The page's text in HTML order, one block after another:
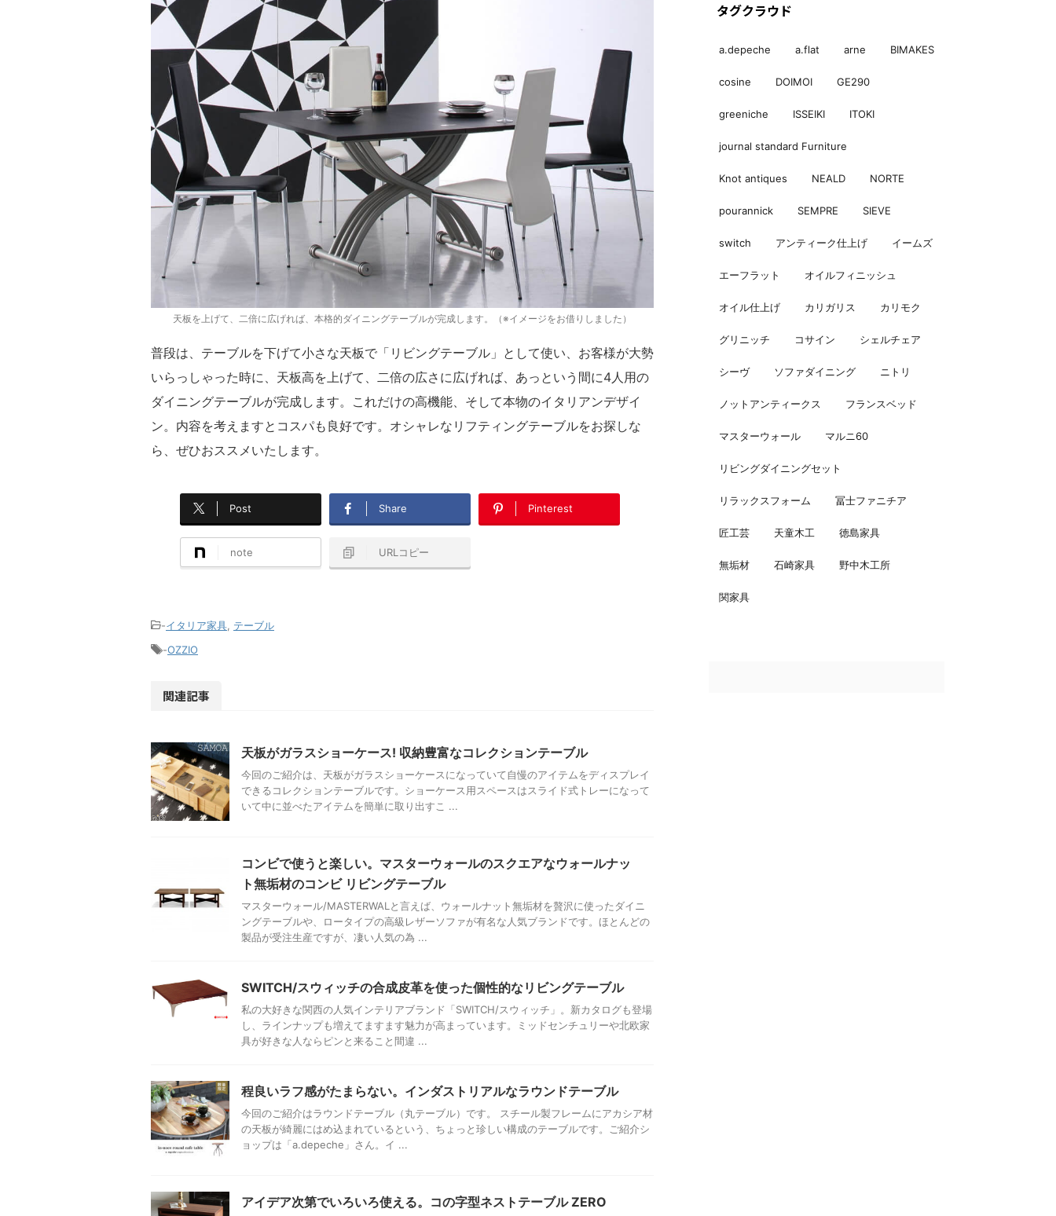
天板を上げて、二倍に広げれば、本格的ダイニングテーブルが完成します。（※イメージをお借りしました）
普段は、テーブルを下げて小さな天板で「リビングテーブル」として使い、お客様が大勢
いらっしゃった時に、天板高を上げて、二倍の広さに広げれば、あっという間に4人用の
ダイニングテーブルが完成します。これだけの高機能、そして本物のイタリアンデザイ
ン。内容を考えますとコスパも良好です。オシャレなリフティングテーブルをお探しな
ら、ぜひおススメいたします。
Post Share Pinterest
note URLコピー
-イタリア家具 テーブル
-OZZIO
関連記事
天板がガラスショーケース! 収納豊富なコレクションテーブル
今回のご紹介は、天板がガラスショーケースになっていて自慢のアイテムをディスプレイ
できるコレクションテーブルです。ショーケース用スペースはスライド式トレーになって
いて中に並べたアイテムを簡単に取り出すこ ...
コンビで使うと楽しい。マスターウォールのスクエアなウォールナッ
ト無垢材のコンビ リビングテーブル
マスターウォール/MASTERWALと言えば、ウォールナット無垢材を贅沢に使ったダイニ
ングテーブルや、ロータイプの高級レザーソファが有名な人気ブランドです。ほとんどの
製品が受注生産ですが、凄い人気の為 ...
SWITCH/スウィッチの合成皮革を使った個性的なリビングテーブル
私の大好きな関西の人気インテリアブランド「SWITCH/スウィッチ」。新カタログも登場
し、ラインナップも増えてますます魅力が高まっています。ミッドセンチュリーや北欧家
具が好きな人ならピンと来ること間違 ...
程良いラフ感がたまらない。インダストリアルなラウンドテーブル
今回のご紹介はラウンドテーブル（丸テーブル）です。 スチール製フレームにアカシア材
の天板が綺麗にはめ込まれているという、ちょっと珍しい構成のテーブルです。ご紹介シ
ョップは「a.depeche」さん。イ ...
アイデア次第でいろいろ使える。コの字型ネストテーブル ZERO
タグクラウド
a.depeche a.flat arne BIMAKES
cosine DOIMOI GE290
greeniche ISSEIKI ITOKI
journal standard Furniture
Knot antiques NEALD NORTE
pourannick SEMPRE SIEVE
switch アンティーク仕上げ イームズ
エーフラット オイルフィニッシュ
オイル仕上げ カリガリス カリモク
グリニッチ コサイン シェルチェア
シーヴ ソファダイニング ニトリ
ノットアンティークス フランスベッド
マスターウォール マルニ60
リビングダイニングセット
リラックスフォーム 冨士ファニチア
匠工芸 天童木工 徳島家具
無垢材 石崎家具 野中木工所
関家具